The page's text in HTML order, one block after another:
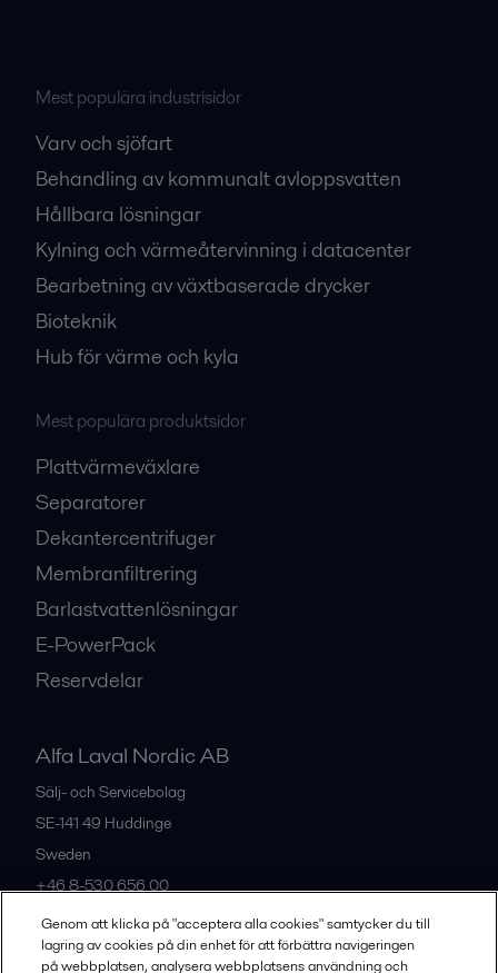
Mest populära industrisidor
Varv och sjöfart
Behandling av kommunalt avloppsvatten
Hållbara lösningar
Kylning och värmeåtervinning i datacenter
Bearbetning av växtbaserade drycker
Bioteknik
Hub för värme och kyla
Mest populära produktsidor
Plattvärmeväxlare
Separatorer
Dekantercentrifuger
Membranfiltrering
Barlastvattenlösningar
E-PowerPack
Reservdelar
Alfa Laval Nordic AB
Sälj- och Servicebolag
SE-141 49 Huddinge
Sweden
+46 8-530 656 00
Alla kontor och partners
Genom att klicka på "acceptera alla cookies" samtycker du till
lagring av cookies på din enhet för att förbättra navigeringen
på webbplatsen, analysera webbplatsens användning och